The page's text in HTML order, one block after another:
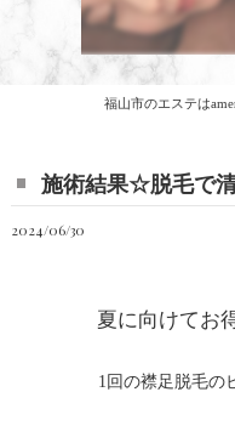
福山市のエステは
施術結果☆脱毛で
2024/06/30
夏に向けてお
1回の襟足脱毛の